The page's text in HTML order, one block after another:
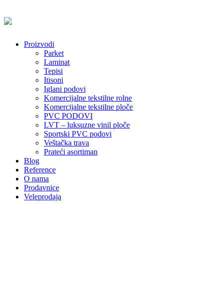
Proizvodi
Parket
Laminat
Tepisi
Itisoni
Iglani podovi
Komercijalne tekstilne rolne
Komercijalne tekstilne ploče
PVC PODOVI
LVT – luksuzne vinil ploče
Sportski PVC podovi
Veštačka trava
Prateći asortiman
Blog
Reference
O nama
Prodavnice
Veleprodaja